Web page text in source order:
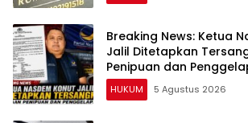
Breaking News: Ketua
Jalil Ditetapkan
Penipuan dan
HUKUM 5 Agustus 2026